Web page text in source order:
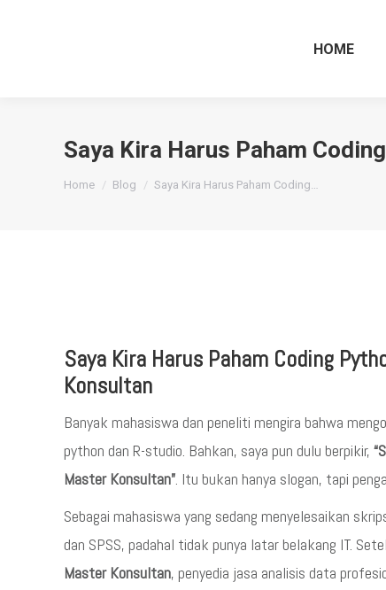
HOME
Saya Kira Harus Paham
You are here:
Home Blog Saya Kira Harus Paham Coding…
Saya Kira Harus Paham Coding
Konsultan
Banyak mahasiswa dan peneliti mengira bahwa
python dan R-studio. Bahkan, saya pun dulu berpikir,
Master Konsultan”. Itu bukan hanya slogan, tapi
Sebagai mahasiswa yang sedang menyelesaikan
dan SPSS, padahal tidak punya latar belakang IT.
Master Konsultan, penyedia jasa analisis data